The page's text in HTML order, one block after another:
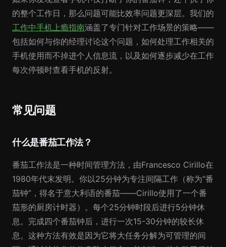
的整个工作日，那么问题可能比效率问题更深层。我们的
工作中手机上瘾指南涵盖了专门针对工作场景的策略——
包括如何与你的经理讨论这个问题，如何处理工作相关的
手机使用而不掉进个人信息流，以及如何逐步减少在工作
每次停顿时查看手机的反射。
常见问题
什么是番茄工作法？
番茄工作法是一种时间管理方法，由Francesco Cirillo在
1980年代末发明。你以25分钟为专注间隔工作（称为"番
茄钟”，得名于意大利语的番茄——Cirillo使用了一个番
茄形的厨房计时器）。每个25分钟时段后进行5分钟休
息。完成四个番茄钟后，进行一次15-30分钟的较长休
息。这种方法有效是因为它将大任务分解为可管理的间